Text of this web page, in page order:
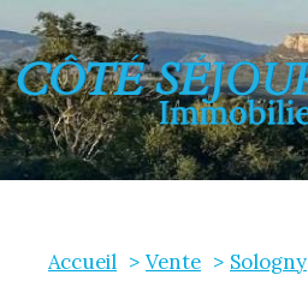
Accueil Vente Sologny